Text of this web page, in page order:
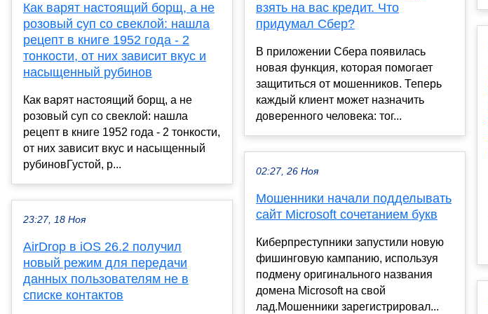
Как варят настоящий борщ, а не
розовый суп со свеклой: нашла
рецепт в книге 1952 года - 2
тонкости, от них зависит вкус и
насыщенный рубинов
Как варят настоящий борщ, а не
розовый суп со свеклой: нашла
рецепт в книге 1952 года - 2 тонкости,
от них зависит вкус и насыщенный
рубиновГустой, р...
23:27, 18 Ноя
AirDrop в iOS 26.2 получил
новый режим для передачи
данных пользователям не в
списке контактов
взять на вас кредит. Что
придумал Сбер?
В приложении Сбера появилась
новая функция, которая помогает
защититься от мошенников. Теперь
каждый клиент может назначить
доверенного человека: тог...
02:27, 26 Ноя
Мошенники начали подделывать
сайт Microsoft сочетанием букв
Киберпреступники запустили новую
фишинговую кампанию, используя
подмену оригинального названия
домена Microsoft на свой
лад.Мошенники зарегистрировал...